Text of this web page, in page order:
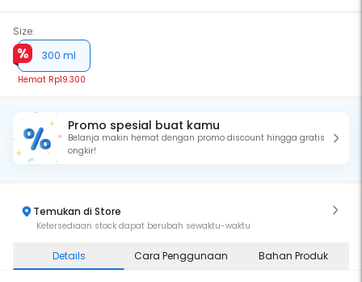
Size:
300 ml
Hemat Rp19.300
Promo spesial buat kamu
Belanja makin hemat dengan promo discount hingga gratis
ongkir!
Temukan di Store
Ketersediaan stock dapat berubah sewaktu-waktu
Details Cara Penggunaan Bahan Produk